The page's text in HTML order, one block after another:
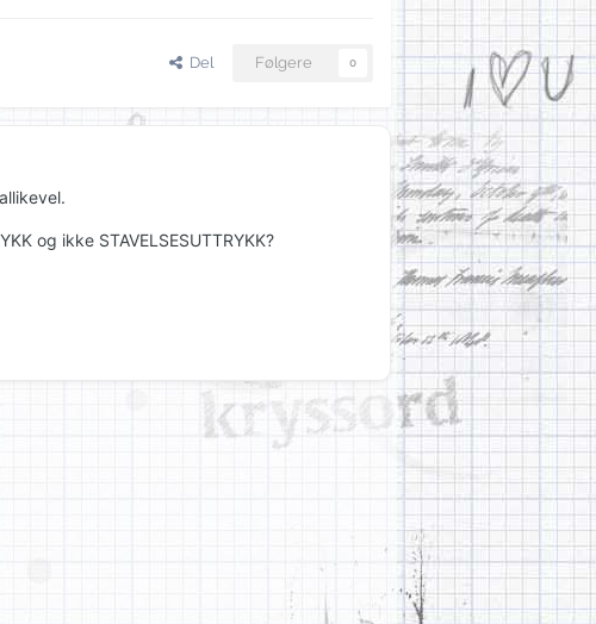
Del Følgere 0
og ikke STAVELSESUTTRYKK?